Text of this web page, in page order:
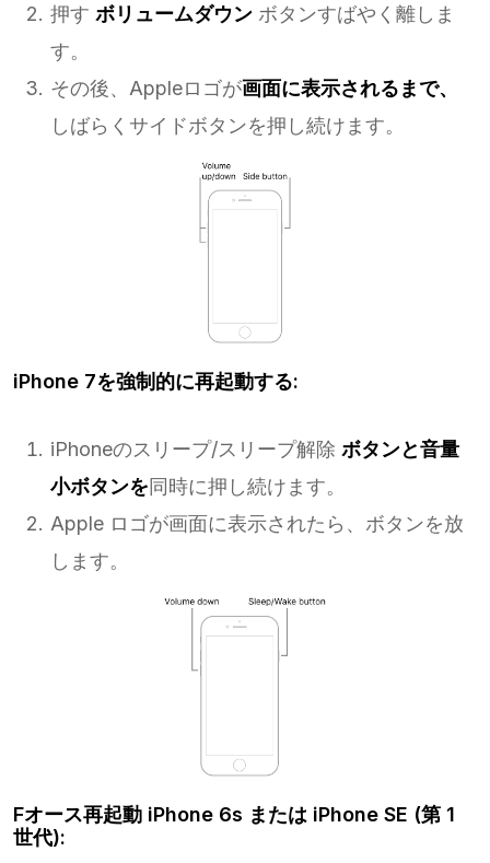
押す ボリュームダウン ボタンすばやく離しま
す。
その後、Appleロゴが画面に表示されるまで、
しばらくサイドボタンを押し続けます。
iPhone 7を強制的に再起動する:
iPhoneのスリープ/スリープ解除 ボタンと音量
小ボタンを同時に押し続けます。
Apple ロゴが画面に表示されたら、ボタンを放
します。
Fオース再起動 iPhone 6s または iPhone SE (第 1
世代):